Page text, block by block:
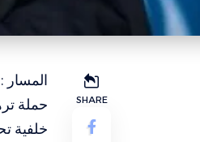
SHARE
حملة
خلفية